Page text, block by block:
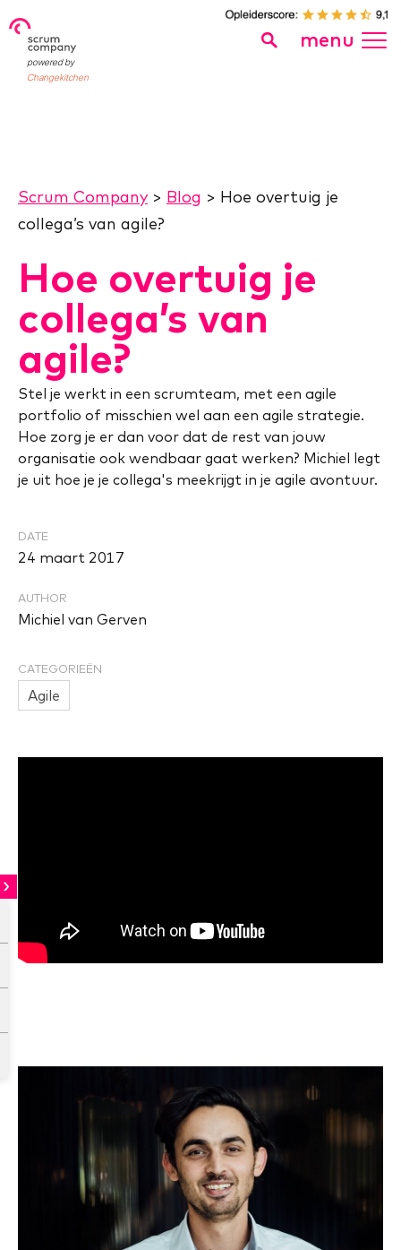
powered by
Changekitchen
menu
Scrum Company> Blog > Hoe overtuig je
collega’s van agile?
Hoe overtuig je
collega’s van
agile?
Stel je werkt in een scrumteam, met een agile
portfolio of misschien wel aan een agile strategie.
Hoe zorg je er dan voor dat de rest van jouw
organisatie ook wendbaar gaat werken? Michiel legt
je uit hoe je je collega's meekrijgt in je agile avontuur.
DATE
24 maart 2017
AUTHOR
Michiel van Gerven
CATEGORIEËN
Agile